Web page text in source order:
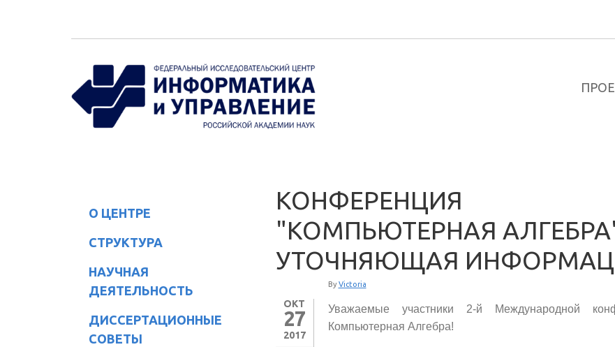
О ЦЕНТРЕ
СТРУКТУРА
НАУЧНАЯ
ДЕЯТЕЛЬНОСТЬ
ДИССЕРТАЦИОННЫЕ
СОВЕТЫ
КОНФЕРЕНЦИЯ
"КОМПЬЮТЕРНАЯ
УТОЧНЯЮЩАЯ
ОКТ
27
2017
By Victoria
Уважаемые участники 2-й Международной
Компьютерная Алгебра!